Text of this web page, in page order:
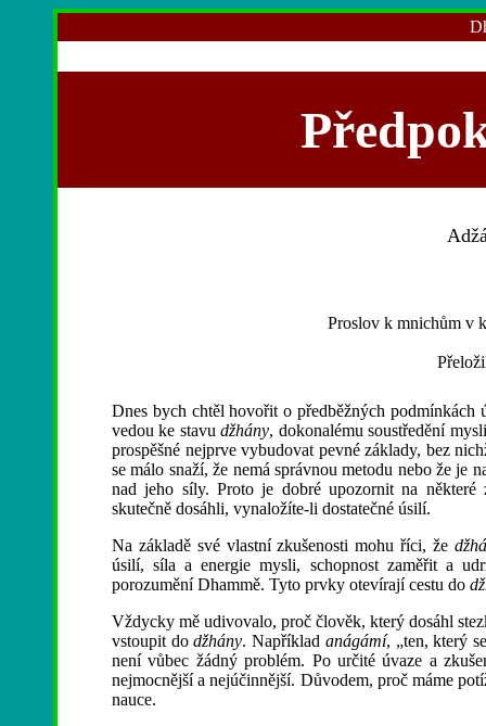
Proslov k mnichům v
Dnes bych chtěl hovořit o předběžných podmínkách
vedou ke stavudžhány, dokonalému soustředění
prospěšné nejprve vybudovat pevné základy, bez
se málo snaží, že nemá správnou metodu nebo že je
nad jeho síly. Proto je dobré upozornit na
skutečně dosáhli, vynaložíte-li dostatečné úsilí.
Na základě své vlastní zkušenosti mohu říci, že
úsilí, síla a energie mysli, schopnost zaměřit a
porozumění Dhammě. Tyto prvky otevírají cestu do
Vždycky mě udivovalo, proč člověk, který dosáhl
vstoupit dodžhány. Například anágámí, „ten, který
není vůbec žádný problém. Po určité úvaze a
nejmocnější a nejúčinnější. Důvodem, proč máme
nauce.